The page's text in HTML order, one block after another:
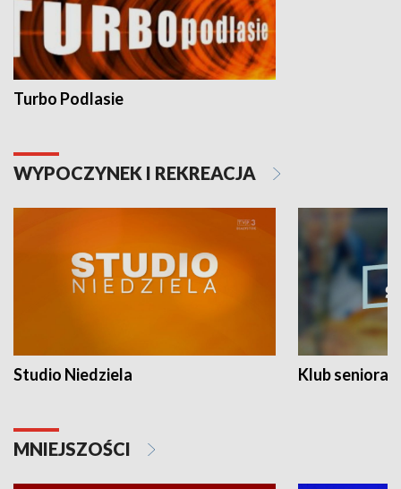
Turbo Podlasie
WYPOCZYNEK I REKREACJA
Studio Niedziela Klub seniora
MNIEJSZOŚCI